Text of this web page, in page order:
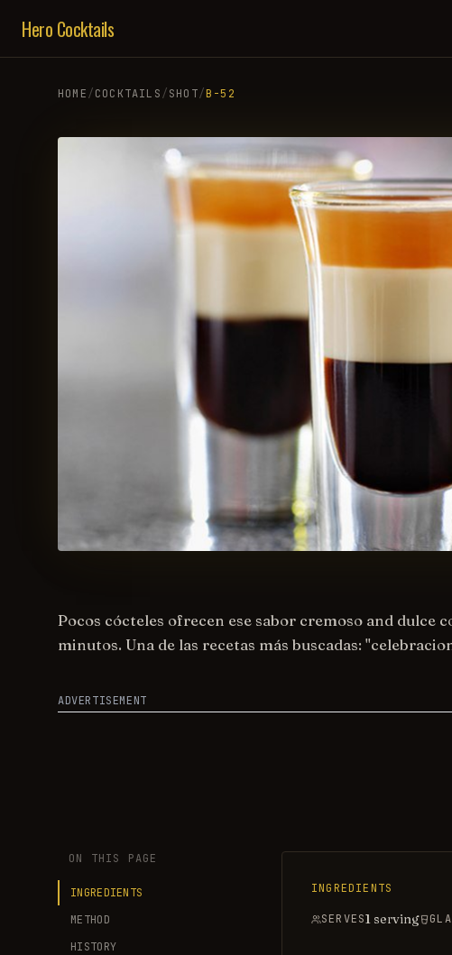
Hero Cocktails
HOME/COCKTAILS/SHOT/B-52
Pocos cócteles ofrecen ese sabor cremoso and dulce
minutos. Una de las recetas más buscadas:
ADVERTISEMENT
ON THIS PAGE
INGREDIENTS
METHOD
HISTORY
INGREDIENTS
SERVES1 serving